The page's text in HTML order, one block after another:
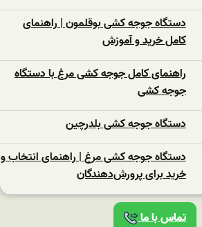
دستگاه جوجه کشی بوقلمون | راهنمای
کامل خرید و آموزش
راهنمای کامل جوجه کشی مرغ با دستگاه
جوجه کشی
دستگاه جوجه‌ کشی بلدرچین
دستگاه جوجه‌ کشی مرغ | راهنمای انتخاب و
خرید برای پرورش‌دهندگان
تماس با ما